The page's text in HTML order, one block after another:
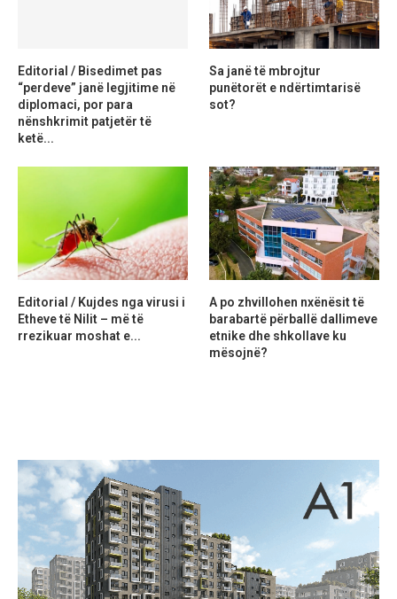
Editorial / Bisedimet pas
“perdeve” janë legjitime në
diplomaci, por para
nënshkrimit patjetër të
ketë...
Sa janë të mbrojtur
punëtorët e ndërtimtarisë
sot?
Editorial / Kujdes nga virusi i
Etheve të Nilit – më të
rrezikuar moshat e...
A po zhvillohen nxënësit të
barabartë përballë dallimeve
etnike dhe shkollave ku
mësojnë?